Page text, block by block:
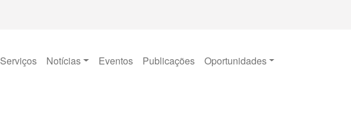
Serviços Notícias Eventos Publicações
Oportunidades